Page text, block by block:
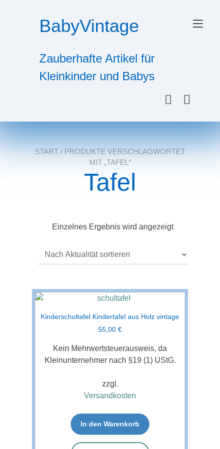
BabyVintage
Zauberhafte Artikel für
Kleinkinder und Babys
START / PRODUKTE VERSCHLAGWORTET
MIT „TAFEL“
Tafel
Einzelnes Ergebnis wird angezeigt
Kinderschultafel Kindertafel aus Holz vintage
55,00 €
Kein Mehrwertsteuerausweis, da
Kleinunternehmer nach §19 (1) UStG.
zzgl.
Versandkosten
In den Warenkorb